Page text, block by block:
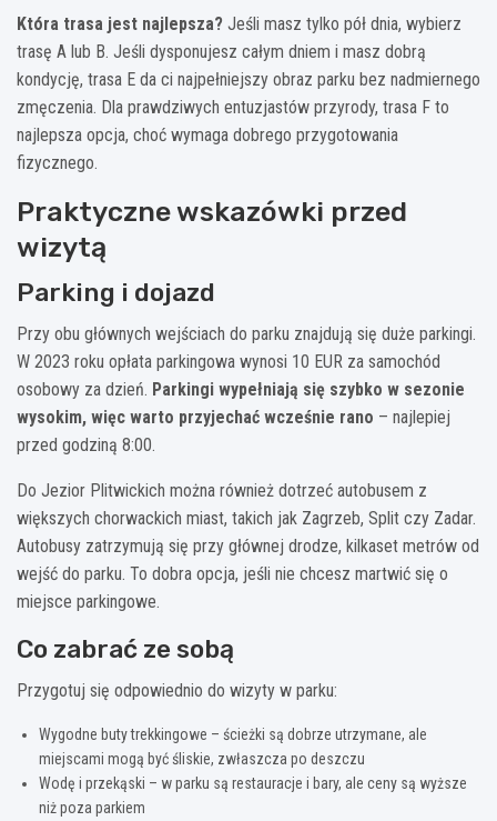
Która trasa jest najlepsza? Jeśli masz tylko pół dnia, wybierz
trasę A lub B. Jeśli dysponujesz całym dniem i masz dobrą
kondycję, trasa E da ci najpełniejszy obraz parku bez nadmiernego
zmęczenia. Dla prawdziwych entuzjastów przyrody, trasa F to
najlepsza opcja, choć wymaga dobrego przygotowania
fizycznego.
Praktyczne wskazówki przed
wizytą
Parking i dojazd
Przy obu głównych wejściach do parku znajdują się duże parkingi.
W 2023 roku opłata parkingowa wynosi 10 EUR za samochód
osobowy za dzień. Parkingi wypełniają się szybko w sezonie
wysokim, więc warto przyjechać wcześnie rano – najlepiej
przed godziną 8:00.
Do Jezior Plitwickich można również dotrzeć autobusem z
większych chorwackich miast, takich jak Zagrzeb, Split czy Zadar.
Autobusy zatrzymują się przy głównej drodze, kilkaset metrów od
wejść do parku. To dobra opcja, jeśli nie chcesz martwić się o
miejsce parkingowe.
Co zabrać ze sobą
Przygotuj się odpowiednio do wizyty w parku:
Wygodne buty trekkingowe – ścieżki są dobrze utrzymane, ale
miejscami mogą być śliskie, zwłaszcza po deszczu
Wodę i przekąski – w parku są restauracje i bary, ale ceny są wyższe
niż poza parkiem